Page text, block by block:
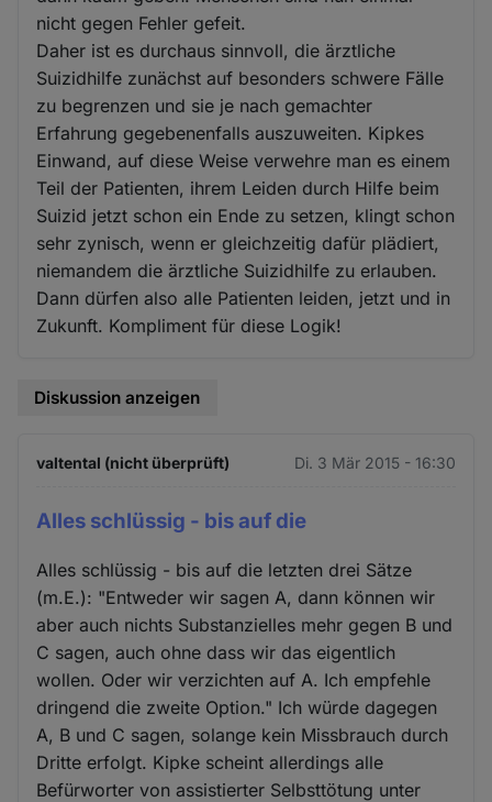
nicht gegen Fehler gefeit.
Daher ist es durchaus sinnvoll, die ärztliche
Suizidhilfe zunächst auf besonders schwere Fälle
zu begrenzen und sie je nach gemachter
Erfahrung gegebenenfalls auszuweiten. Kipkes
Einwand, auf diese Weise verwehre man es einem
Teil der Patienten, ihrem Leiden durch Hilfe beim
Suizid jetzt schon ein Ende zu setzen, klingt schon
sehr zynisch, wenn er gleichzeitig dafür plädiert,
niemandem die ärztliche Suizidhilfe zu erlauben.
Dann dürfen also alle Patienten leiden, jetzt und in
Zukunft. Kompliment für diese Logik!
Diskussion anzeigen
valtental (nicht überprüft) Di. 3 Mär 2015 - 16:30
Alles schlüssig - bis auf die
Alles schlüssig - bis auf die letzten drei Sätze
(m.E.): "Entweder wir sagen A, dann können wir
aber auch nichts Substanzielles mehr gegen B und
C sagen, auch ohne dass wir das eigentlich
wollen. Oder wir verzichten auf A. Ich empfehle
dringend die zweite Option." Ich würde dagegen
A, B und C sagen, solange kein Missbrauch durch
Dritte erfolgt. Kipke scheint allerdings alle
Befürworter von assistierter Selbsttötung unter